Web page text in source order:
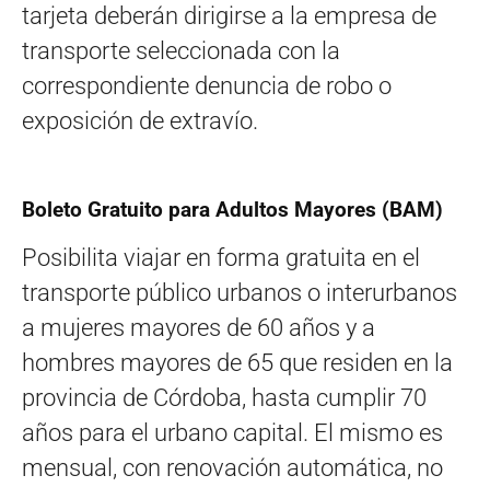
tarjeta deberán dirigirse a la empresa de
transporte seleccionada con la
correspondiente denuncia de robo o
exposición de extravío.
Boleto Gratuito para Adultos Mayores (BAM)
Posibilita viajar en forma gratuita en el
transporte público urbanos o interurbanos
a mujeres mayores de 60 años y a
hombres mayores de 65 que residen en la
provincia de Córdoba, hasta cumplir 70
años para el urbano capital. El mismo es
mensual, con renovación automática, no